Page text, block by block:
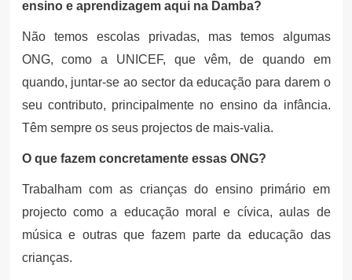
ensino e aprendizagem aqui na Damba?
Não temos escolas privadas, mas temos algumas
ONG, como a UNICEF, que vêm, de quando em
quando, juntar-se ao sector da educação para darem o
seu contributo, principalmente no ensino da infância.
Têm sempre os seus projectos de mais-valia.
O que fazem concretamente essas ONG?
Trabalham com as crianças do ensino primário em
projecto como a educação moral e cívica, aulas de
música e outras que fazem parte da educação das
crianças.